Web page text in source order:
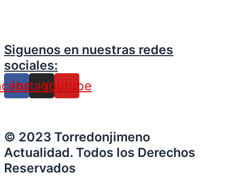
Siguenos en nuestras redes
sociales:
Instagram
Youtube
© 2023 Torredonjimeno
Actualidad. Todos los Derechos
Reservados